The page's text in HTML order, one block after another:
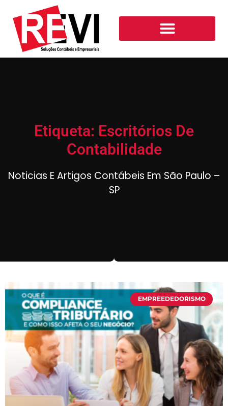
Etiqueta: Escritórios De
Contabilidade
Noticias E Artigos Contábeis Em São Paulo –
SP
EMPREEDEDORISMO